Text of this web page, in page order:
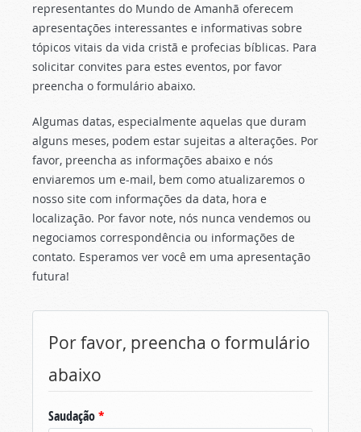
representantes do Mundo de Amanhã oferecem
apresentações interessantes e informativas sobre
tópicos vitais da vida cristã e profecias bíblicas. Para
solicitar convites para estes eventos, por favor
preencha o formulário abaixo.
Algumas datas, especialmente aquelas que duram
alguns meses, podem estar sujeitas a alterações. Por
favor, preencha as informações abaixo e nós
enviaremos um e-mail, bem como atualizaremos o
nosso site com informações da data, hora e
localização. Por favor note, nós nunca vendemos ou
negociamos correspondência ou informações de
contato. Esperamos ver você em uma apresentação
futura!
Por favor, preencha o formulário
abaixo
Saudação*